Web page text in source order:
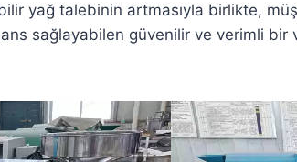
yağ talebinin artmasıyla birlikte,
sağlayabilen güvenilir ve verimli bir